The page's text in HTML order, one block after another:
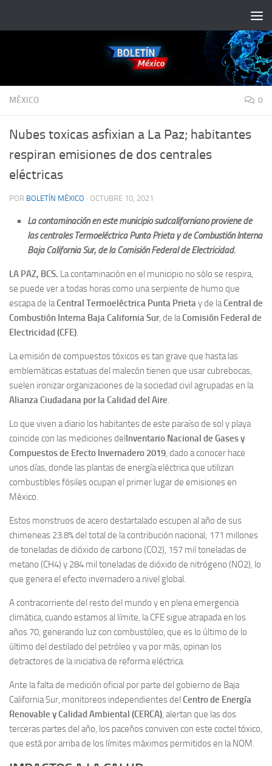
MÉXICO 0
Nubes toxicas asfixian a La Paz; habitantes
respiran emisiones de dos centrales
eléctricas
POR BOLETÍN MÉXICO · OCTUBRE 10, 2021
La contaminación en este municipio sudcaliforniano proviene de
las centrales Termoeléctrica Punta Prieta y de Combustión Interna
Baja California Sur, de la Comisión Federal de Electricidad.
LA PAZ, BCS. La contaminación en el municipio no sólo se respira,
se puede ver a todas horas como una serpiente de humo que
escapa de laCentral Termoeléctrica Punta Prietay de laCentral de
Combustión Interna Baja California Sur, de laComisión Federal de
Electricidad (CFE).
La emisión de compuestos tóxicos es tan grave que hasta las
emblemáticas estatuas del malecón tienen que usar cubrebocas,
suelen ironizar organizaciones de la sociedad civil agrupadas en la
Alianza Ciudadana por la Calidad del Aire.
Lo que viven a diario los habitantes de este paraíso de sol y playa
coincide con las mediciones delInventario Nacional de Gases y
Compuestos de Efecto Invernadero 2019, dado a conocer hace
unos días, donde las plantas de energía eléctrica que utilizan
combustibles fósiles ocupan el primer lugar de emisiones en
México.
Estos monstruos de acero destartalado escupen al año de sus
chimeneas 23.8% del total de la contribución nacional; 171 millones
de toneladas de dióxido de carbono (CO2), 157 mil toneladas de
metano (CH4) y 284 mil toneladas de dióxido de nitrógeno (NO2), lo
que genera el efecto invernadero a nivel global.
A contracorriente del resto del mundo y en plena emergencia
climática, cuando estamos al límite, la CFE sigue atrapada en los
años 70, generando luz con combustóleo, que es lo último de lo
último del destilado del petróleo y va por más, opinan los
detractores de la iniciativa de reforma eléctrica.
Ante la falta de medición oficial por parte del gobierno de Baja
California Sur, monitoreos independientes del Centro de Energía
Renovable y Calidad Ambiental (CERCA), alertan que las dos
terceras partes del año, los paceños conviven con este coctel tóxico,
que está por arriba de los límites máximos permitidos en la NOM.